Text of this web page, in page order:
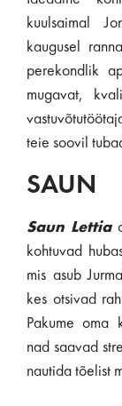
kuulsaimal
kaugusel
perekondlik
mugavat,
teie soovil
SAUN
Saun Lettia
kohtuvad
mis asub
kes otsivad
Pakume oma
nad saavad
nautida tõelist